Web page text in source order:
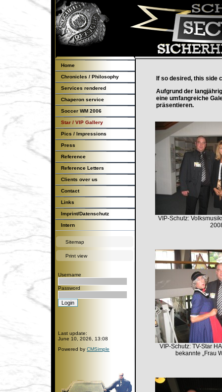
Home
Chronicles / Philosophy
Services rendered
Chaperon service
Soccer WM 2006
Star / VIP Gallery
Pics / Impressions
Press
Reference
Reference Letters
Clients over us
Contact
Links
Imprint/Datenschutz
Intern
Sitemap
Print view
Username
Password
Last update:
June 10, 2026, 13:08
Powered by CMSimple
If so desired, this side
Aufgrund der
eine umfangreiche
präsentieren.
VIP-Schutz:
VIP-Schutz: TV-Star
bekannte „Frau